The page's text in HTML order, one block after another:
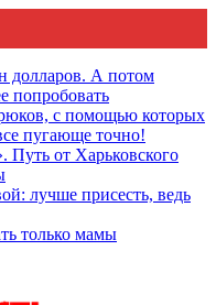
долларов. А потом
попробовать
с помощью которых
пугающе точно!
Путь от Харьковского
лучше присесть, ведь
только мамы